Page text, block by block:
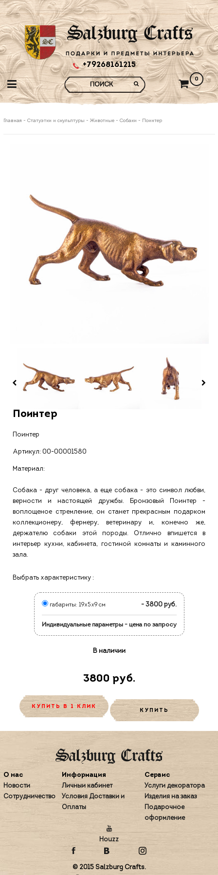
+79268161215
0
Главная - Статуэтки и скульптуры - Животные - Собаки - Поинтер
Поинтер
Поинтер
Артикул: 00-00001580
Материал:
Собака - друг человека, а еще собака - это символ любви,
верности и настоящей дружбы. Бронзовый Поинтер -
воплощеное стремление, он станет прекрасным подарком
коллекционеру, фермеру, ветеринару и, конечно же,
держателю собаки этой породы. Отлично впишется в
интерьер кухни, кабинета, гостиной комнаты и каминного
зала.
Выбрать характеристику :
габариты: 19х5х9 см - 3800 руб.
Индивидуальные параметры - цена по запросу
В наличии
3800 руб.
КУПИТЬ В 1 КЛИК
КУПИТЬ
О нас
Новости
Сотрудничество
Информация
Личный кабинет
Условия Доставки и
Оплаты
Сервис
Услуги декоратора
Изделия на заказ
Подарочное
оформление
Houzz
© 2015 Salzburg Crafts.